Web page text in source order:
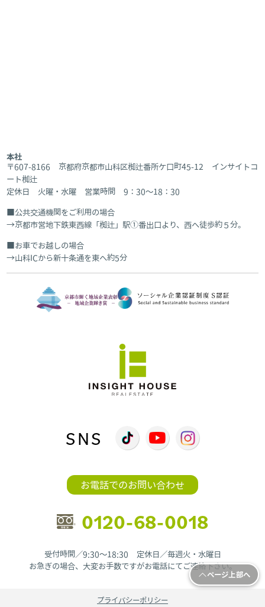
本社
〒607-8166 京都府京都市山科区椥辻番所ケ口町45-12 インサイトコ
ート椥辻
定休日 火曜・水曜 営業時間 9：30～18：30
公共交通機関をご利用の場合
京都市営地下鉄東西線「椥辻」駅①番出口より、西へ徒歩約５分。
お車でお越しの場合
山科ICから新十条通を東へ約5分
SNS
お電話でのお問い合わせ
0120-68-0018
受付時間／9:30〜18:30 定休日／毎週火・水曜日
お急ぎの場合、大変お手数ですがお電話にてご連絡下さい。
プライバシーポリシー
ページ上部へ